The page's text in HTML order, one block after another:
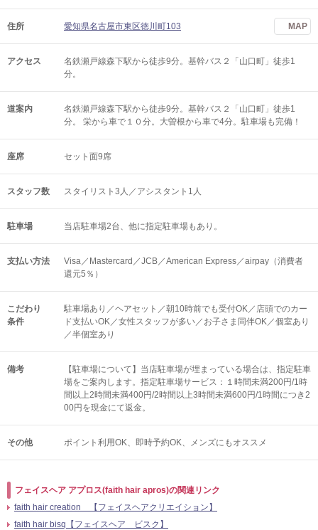
住所 愛知県名古屋市東区徳川町103 MAP
アクセス
名鉄瀬戸線森下駅から徒歩9分。基幹バス２「山口町」徒歩1
分。
道案内
名鉄瀬戸線森下駅から徒歩9分。基幹バス２「山口町」徒歩1
分。 栄から車で１０分。大曽根から車で4分。駐車場も完備！
座席 セット面9席
スタッフ数 スタイリスト3人／アシスタント1人
駐車場 当店駐車場2台、他に指定駐車場もあり。
支払い方法
Visa／Mastercard／JCB／American Express／airpay（消費者
還元5％）
こだわり
条件
駐車場あり／ヘアセット／朝10時前でも受付OK／店頭でのカー
ド支払いOK／女性スタッフが多い／お子さま同伴OK／個室あり
／半個室あり
備考
【駐車場について】当店駐車場が埋まっている場合は、指定駐車
場をご案内します。指定駐車場サービス：１時間未満200円/1時
間以上2時間未満400円/2時間以上3時間未満600円/1時間につき2
00円を現金にて返金。
その他 ポイント利用OK 即時予約OK メンズにもオススメ
フェイスヘア アプロス(faith hair apros)の関連リンク
faith hair creation 【フェイスヘアクリエイション】
faith hair bisq【フェイスヘア ビスク】